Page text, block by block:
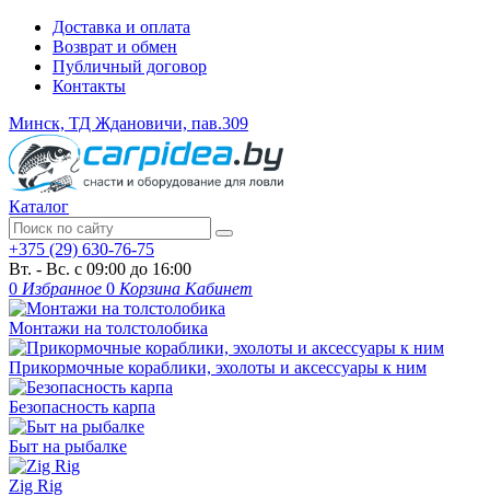
Доставка и оплата
Возврат и обмен
Публичный договор
Контакты
Минск, ТД Ждановичи, пав.309
Каталог
+375 (29) 630-76-75
Вт. - Вс. с 09:00 до 16:00
0 Избранное 0 Корзина Кабинет
Монтажи на толстолобика
Прикормочные кораблики, эхолоты и аксессуары к ним
Безопасность карпа
Быт на рыбалке
Zig Rig